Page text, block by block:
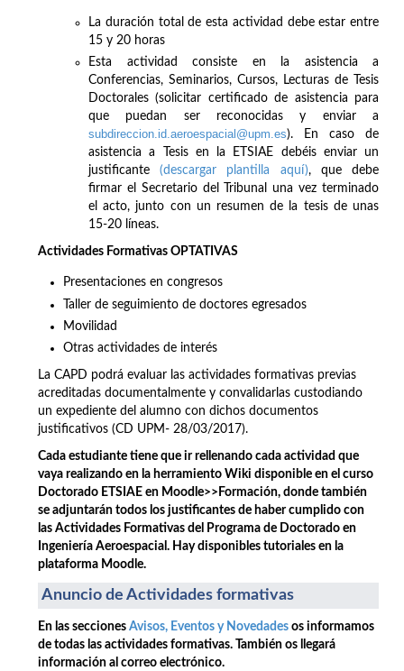
La duración total de esta actividad debe estar entre
15 y 20 horas
Esta actividad consiste en la asistencia a
Conferencias, Seminarios, Cursos, Lecturas de Tesis
Doctorales (solicitar certificado de asistencia para
que puedan ser reconocidas y enviar a
subdireccion.id.aeroespacial@upm.es). En caso de
asistencia a Tesis en la ETSIAE debéis enviar un
justificante(descargar plantilla aquí), que debe
firmar el Secretario del Tribunal una vez terminado
el acto, junto con un resumen de la tesis de unas
15-20 líneas.
Actividades Formativas OPTATIVAS
Presentaciones en congresos
Taller de seguimiento de doctores egresados
Movilidad
Otras actividades de interés
La CAPD podrá evaluar las actividades formativas previas
acreditadas documentalmente y convalidarlas custodiando
un expediente del alumno con dichos documentos
justificativos (CD UPM- 28/03/2017).
Cada estudiante tiene que ir rellenando cada actividad que
vaya realizando en la herramiento Wiki disponible en el curso
Doctorado ETSIAE en Moodle>>Formación, donde también
se adjuntarán todos los justificantes de haber cumplido con
las Actividades Formativas del Programa de Doctorado en
Ingeniería Aeroespacial. Hay disponibles tutoriales en la
plataforma Moodle.
Anuncio de Actividades formativas
En las secciones Avisos, Eventos y Novedades os informamos
de todas las actividades formativas. También os llegará
información al correo electrónico.